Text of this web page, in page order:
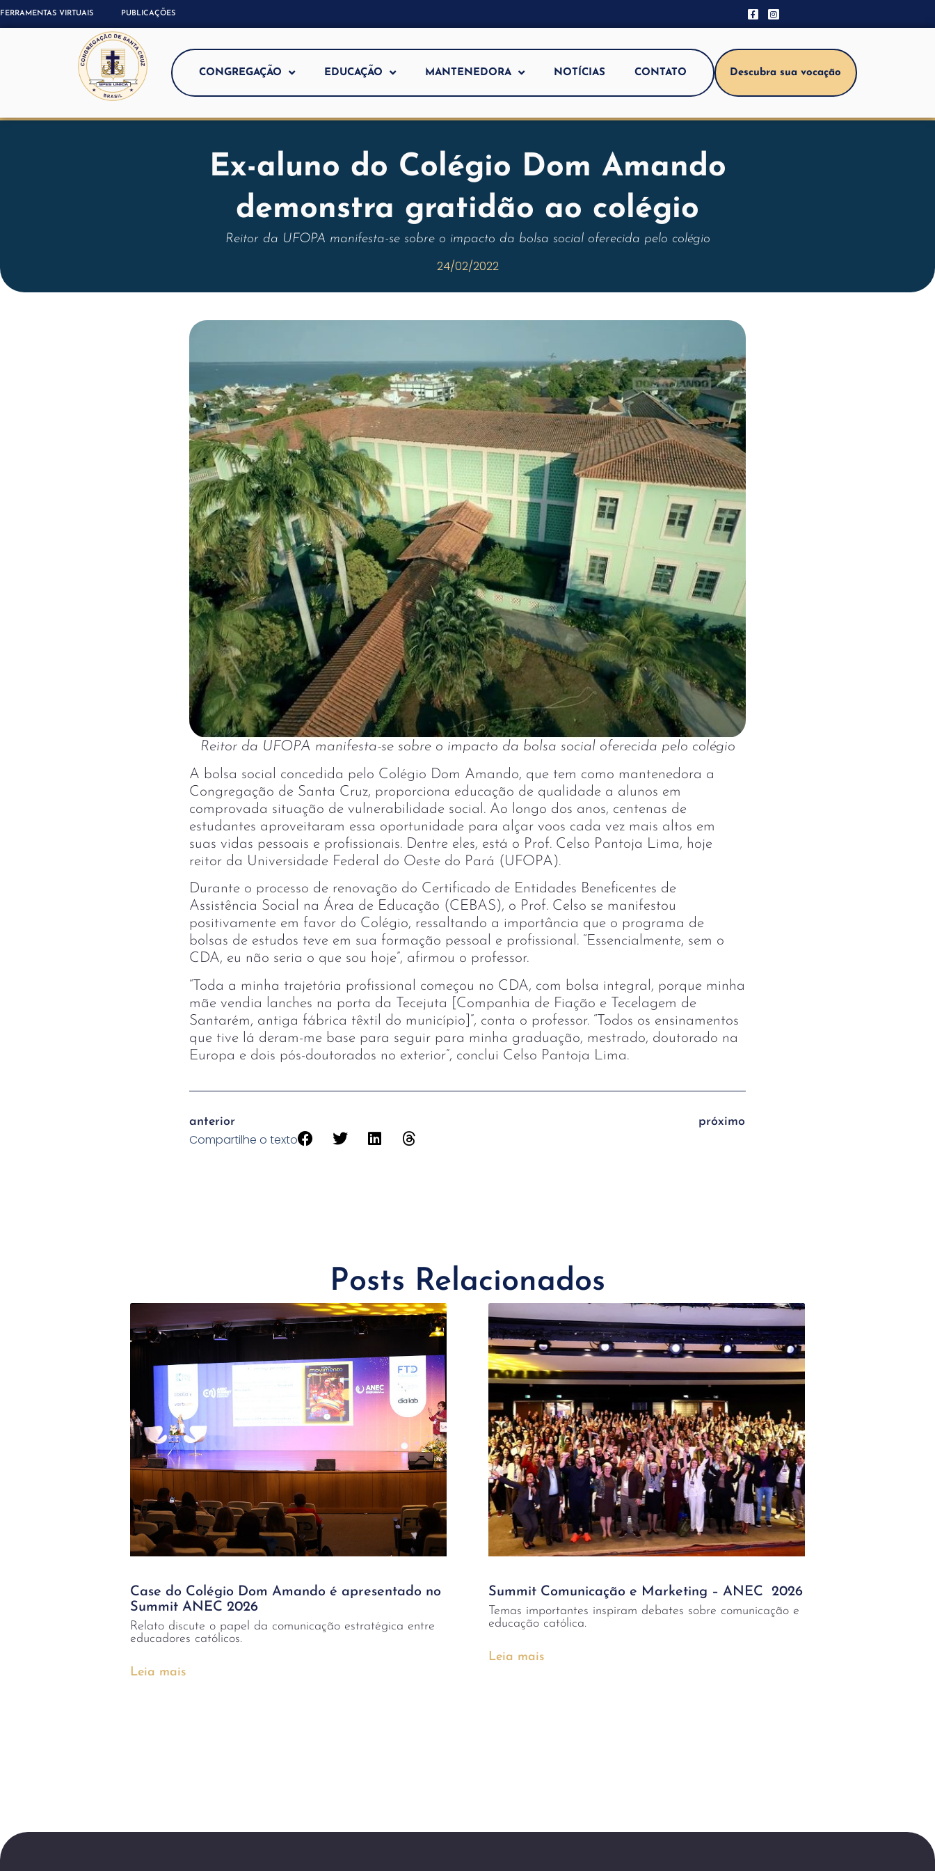
FERRAMENTAS VIRTUAIS PUBLICAÇÕES
CONGREGAÇÃO EDUCAÇÃO MANTENEDORA NOTÍCIAS CONTATO Descubra sua vocação
Ex-aluno do Colégio Dom Amando
demonstra gratidão ao colégio
Reitor da UFOPA manifesta-se sobre o impacto da bolsa social oferecida pelo colégio
24/02/2022
Reitor da UFOPA manifesta-se sobre o impacto da bolsa social oferecida pelo colégio
A bolsa social concedida pelo Colégio Dom Amando, que tem como mantenedora a
Congregação de Santa Cruz, proporciona educação de qualidade a alunos em
comprovada situação de vulnerabilidade social. Ao longo dos anos, centenas de
estudantes aproveitaram essa oportunidade para alçar voos cada vez mais altos em
suas vidas pessoais e profissionais. Dentre eles, está o Prof. Celso Pantoja Lima, hoje
reitor da Universidade Federal do Oeste do Pará (UFOPA).
Durante o processo de renovação do Certificado de Entidades Beneficentes de
Assistência Social na Área de Educação (CEBAS), o Prof. Celso se manifestou
positivamente em favor do Colégio, ressaltando a importância que o programa de
bolsas de estudos teve em sua formação pessoal e profissional. “Essencialmente, sem o
CDA, eu não seria o que sou hoje”, afirmou o professor.
“Toda a minha trajetória profissional começou no CDA, com bolsa integral, porque minha
mãe vendia lanches na porta da Tecejuta [Companhia de Fiação e Tecelagem de
Santarém, antiga fábrica têxtil do município]”, conta o professor. “Todos os ensinamentos
que tive lá deram-me base para seguir para minha graduação, mestrado, doutorado na
Europa e dois pós-doutorados no exterior”, conclui Celso Pantoja Lima.
anterior próximo
Compartilhe o texto
Posts Relacionados
Case do Colégio Dom Amando é apresentado no
Summit ANEC 2026
Relato discute o papel da comunicação estratégica entre
educadores católicos.
Leia mais
Summit Comunicação e Marketing – ANEC 2026
Temas importantes inspiram debates sobre comunicação e
educação católica.
Leia mais